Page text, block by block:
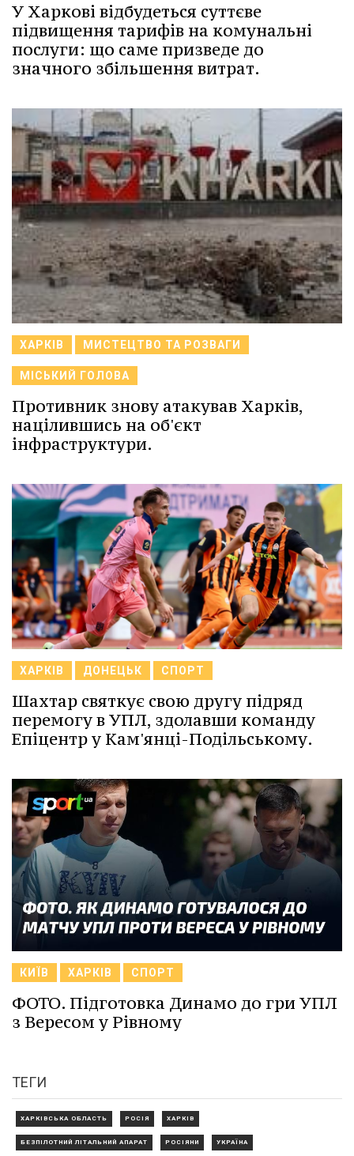
У Харкові відбудеться суттєве
підвищення тарифів на комунальні
послуги: що саме призведе до
значного збільшення витрат.
ХАРКІВ МИСТЕЦТВО ТА РОЗВАГИ
МІСЬКИЙ ГОЛОВА
Противник знову атакував Харків,
націлившись на об'єкт
інфраструктури.
ХАРКІВ ДОНЕЦЬК СПОРТ
Шахтар святкує свою другу підряд
перемогу в УПЛ, здолавши команду
Епіцентр у Кам'янці-Подільському.
КИЇВ ХАРКІВ СПОРТ
ФОТО. Підготовка Динамо до гри УПЛ
з Вересом у Рівному
ТЕГИ
ХАРКІВСЬКА ОБЛАСТЬ РОСІЯ ХАРКІВ
БЕЗПІЛОТНИЙ ЛІТАЛЬНИЙ АПАРАТ РОСІЯНИ УКРАЇНА